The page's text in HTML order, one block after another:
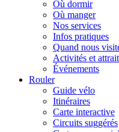
Où dormir
Où manger
Nos services
Infos pratiques
Quand nous
Activités et
Événements
Rouler
Guide vélo
Itinéraires
Carte interactive
Circuits suggérés